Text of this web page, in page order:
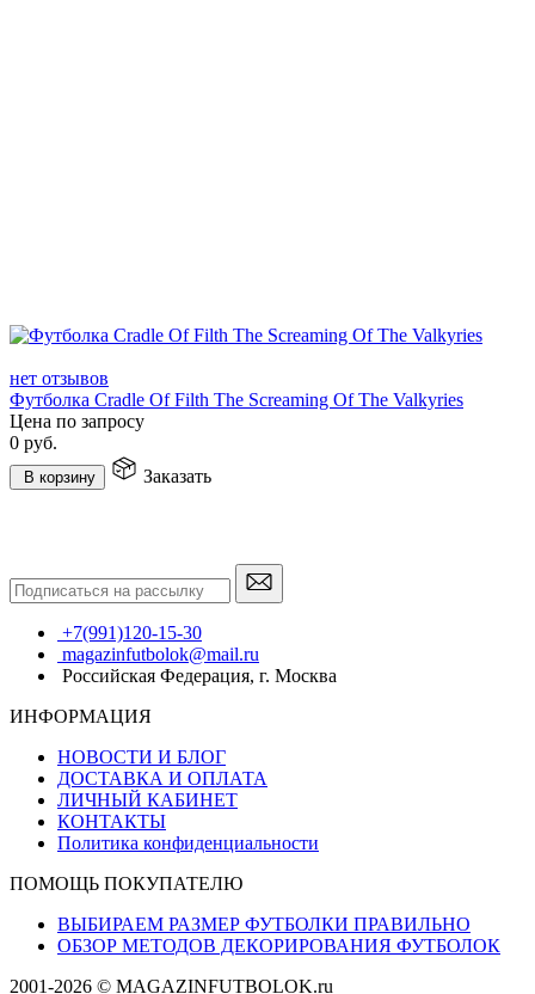
нет отзывов
Футболка Cradle Of Filth The Screaming Of The Valkyries
Цена по запросу
0 руб.
В корзину Заказать
+7(991)120-15-30
magazinfutbolok@mail.ru
Российская Федерация, г. Москва
ИНФОРМАЦИЯ
НОВОСТИ И БЛОГ
ДОСТАВКА И ОПЛАТА
ЛИЧНЫЙ КАБИНЕТ
КОНТАКТЫ
Политика конфиденциальности
ПОМОЩЬ ПОКУПАТЕЛЮ
ВЫБИРАЕМ РАЗМЕР ФУТБОЛКИ ПРАВИЛЬНО
ОБЗОР МЕТОДОВ ДЕКОРИРОВАНИЯ ФУТБОЛОК
2001-2026 © MAGAZINFUTBOLOK.ru